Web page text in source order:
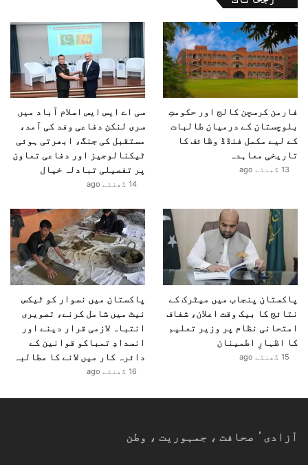
ناکہ بندی کے عمل کو بھی مزید مؤثر بنایا گیا ہے تاکہ
کسی بھی ممکنہ خطرے کو بروقت ناکام بنایا جا سکے۔
انتظامیہ نے اس عزم کا اظہار کیا ہے کہ عیدالاضحیٰ کے
دوران شہریوں کو مکمل تحفظ فراہم کیا جائے گا اور امن
و امان برقرار رکھنے کے لیے ہر ممکن اقدامات کیے جائیں
گے۔
فارمن کرسچن کالج اور حکومتِ
بلوچستان کے درمیان طالبات
کے لیے مکمل فنڈڈ وظائف کا
تاریخی معاہدہ
13 گھنٹے ago
سی اے ایس ایس اسلام آباد میں
سری لنکن دفاعی وفد کی آمد،
مستقبل کی جنگ، ابھرتی ہوئی
ٹیکنالوجیز اور دفاعی تعاون
پر تفصیلی تبادلہ خیال
14 گھنٹے ago
پاکستان پنجاب میں میٹرک کے
نتائج کا بیک وقت اعلان، شفاف
امتحانی نظام پر وزیر تعلیم
کا اظہارِ اطمینان
15 گھنٹے ago
پاکستان میں نسوار کو ٹیکس
نیٹ میں شامل کرنے، تصویری
انتباہ لازمی قرار دینے اور
انسدادِ تمباکو قوانین کے
دائرہ کار میں لانے کا مطالبہ
16 گھنٹے ago
آزادیٴ صحافت ، جمہوریت ، وطن